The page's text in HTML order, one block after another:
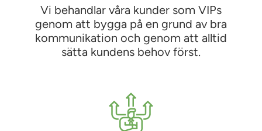
Vi behandlar våra kunder som VIPs
genom att bygga på en grund av bra
kommunikation och genom att alltid
sätta kundens behov först.